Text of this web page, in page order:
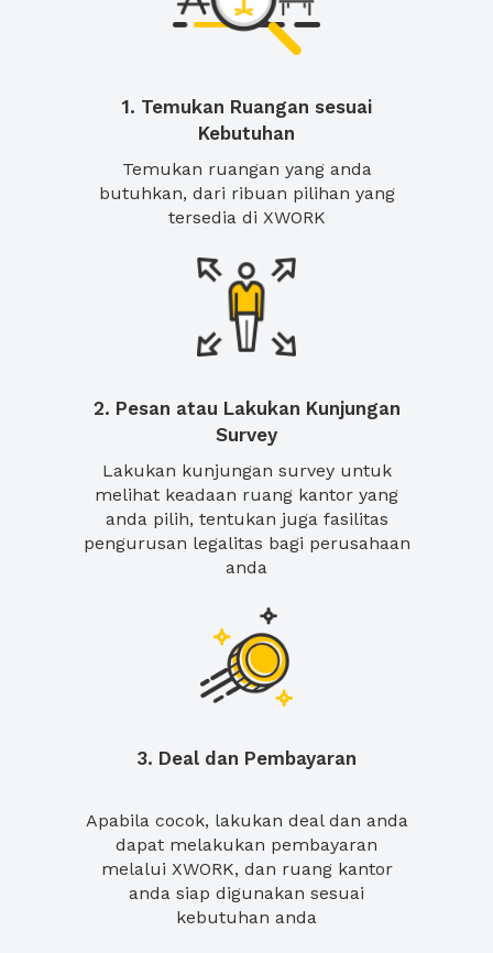
1. Temukan Ruangan sesuai
Kebutuhan
Temukan ruangan yang anda
butuhkan, dari ribuan pilihan yang
tersedia di XWORK
2. Pesan atau Lakukan Kunjungan
Survey
Lakukan kunjungan survey untuk
melihat keadaan ruang kantor yang
anda pilih, tentukan juga fasilitas
pengurusan legalitas bagi perusahaan
anda
3. Deal dan Pembayaran
Apabila cocok, lakukan deal dan anda
dapat melakukan pembayaran
melalui XWORK, dan ruang kantor
anda siap digunakan sesuai
kebutuhan anda